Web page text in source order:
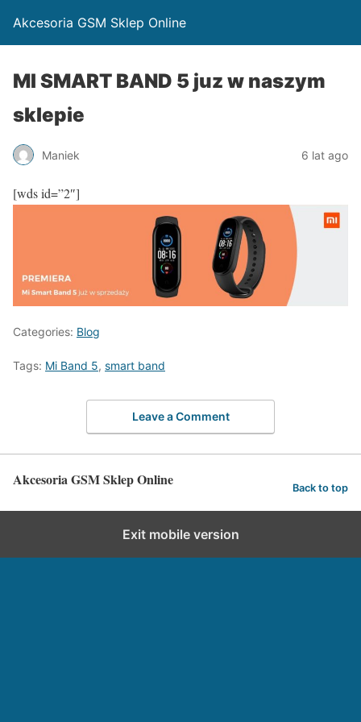
Akcesoria GSM Sklep Online
MI SMART BAND 5 juz w naszym
sklepie
Maniek 6 lat ago
[wds id=”2″]
Categories: Blog
Tags: Mi Band 5, smart band
Leave a Comment
Akcesoria GSM Sklep Online Back to top
Exit mobile version